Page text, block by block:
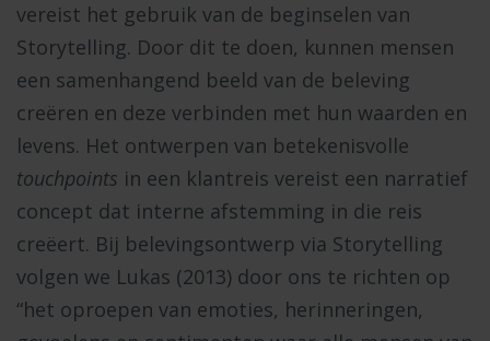
vereist het gebruik van de beginselen van
Storytelling. Door dit te doen, kunnen mensen
een samenhangend beeld van de beleving
creëren en deze verbinden met hun waarden en
levens. Het ontwerpen van betekenisvolle
touchpoints in een klantreis vereist een narratief
concept dat interne afstemming in die reis
creëert. Bij belevingsontwerp via Storytelling
volgen we Lukas (2013) door ons te richten op
“het oproepen van emoties, herinneringen,